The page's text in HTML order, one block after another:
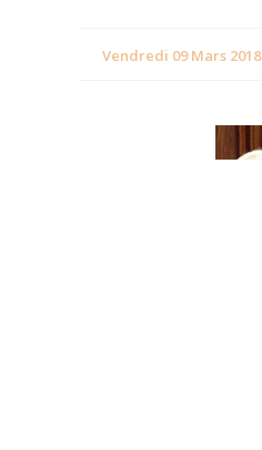
Vendredi 09 Mars 2018